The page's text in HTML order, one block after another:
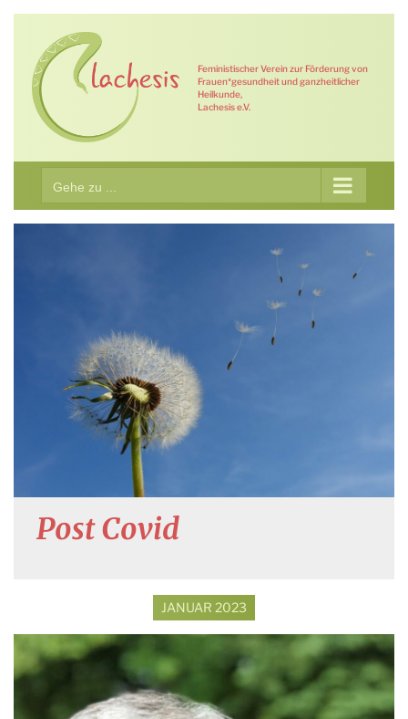
Zum
springen
Feministischer Verein zur Förderung von
Frauen*gesundheit und ganzheitlicher
Heilkunde,
Lachesis e.V.
Gehe zu ...
Post Covid
JANUAR 2023